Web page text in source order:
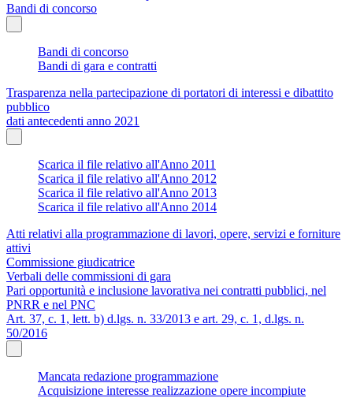
Bandi di concorso
Bandi di concorso
Bandi di gara e contratti
Trasparenza nella partecipazione di portatori di interessi e dibattito
pubblico
dati antecedenti anno 2021
Scarica il file relativo all'Anno 2011
Scarica il file relativo all'Anno 2012
Scarica il file relativo all'Anno 2013
Scarica il file relativo all'Anno 2014
Atti relativi alla programmazione di lavori, opere, servizi e forniture
attivi
Commissione giudicatrice
Verbali delle commissioni di gara
Pari opportunità e inclusione lavorativa nei contratti pubblici, nel
PNRR e nel PNC
Art. 37, c. 1, lett. b) d.lgs. n. 33/2013 e art. 29, c. 1, d.lgs. n.
50/2016
Mancata redazione programmazione
Acquisizione interesse realizzazione opere incompiute